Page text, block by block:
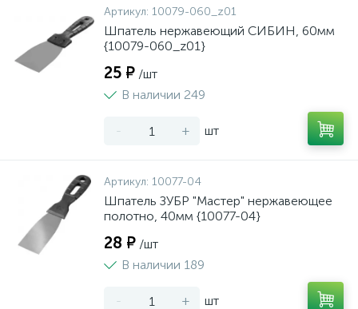
Артикул: 10079-060_z01
Шпатель нержавеющий СИБИН, 60мм
{10079-060_z01}
25 ₽ /шт
В наличии 249
- + шт
Артикул: 10077-04
Шпатель ЗУБР "Мастер" нержавеющее
полотно, 40мм {10077-04}
28 ₽ /шт
В наличии 189
- + шт